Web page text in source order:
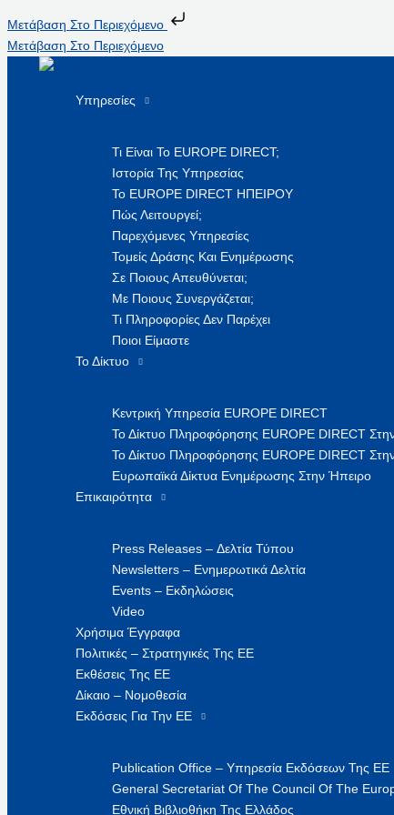
Μετάβαση Στο Περιεχόμενο
Μετάβαση Στο Περιεχόμενο
Υπηρεσίες
Τι Είναι Το EUROPE DIRECT;
Ιστορία Της Υπηρεσίας
Το EUROPE DIRECT ΗΠΕΙΡΟΥ
Πώς Λειτουργεί;
Παρεχόμενες Υπηρεσίες
Τομείς Δράσης Και Ενημέρωσης
Σε Ποιους Απευθύνεται;
Με Ποιους Συνεργάζεται;
Τι Πληροφορίες Δεν Παρέχει
Ποιοι Είμαστε
Το Δίκτυο
Κεντρική Υπηρεσία EUROPE DIRECT
Το Δίκτυο Πληροφόρησης EUROPE DIRECT
Το Δίκτυο Πληροφόρησης EUROPE DIRECT
Ευρωπαϊκά Δίκτυα Ενημέρωσης Στην Ήπειρο
Επικαιρότητα
Press Releases – Δελτία Τύπου
Newsletters – Ενημερωτικά Δελτία
Events – Εκδηλώσεις
Video
Χρήσιμα Έγγραφα
Πολιτικές – Στρατηγικές Της ΕΕ
Εκθέσεις Της ΕΕ
Δίκαιο – Νομοθεσία
Εκδόσεις Για Την ΕΕ
Publication Office – Υπηρεσία Εκδόσεων Της ΕΕ
General Secretariat Of The Council Of The
Εθνική Βιβλιοθήκη Της Ελλάδος